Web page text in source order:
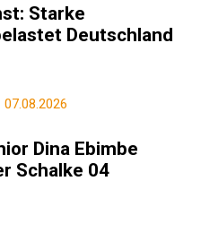
Starke
Deutschland
07.08.2026
Dina Ebimbe
Schalke 04